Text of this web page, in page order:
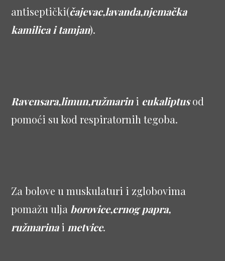
antiseptički(čajevac,lavanda,njemačka
kamilica i tamjan).
Ravensara,limun,ružmarini eukaliptusod
pomoći su kod respiratornih tegoba.
Za bolove u muskulaturi i zglobovima
pomažu ulja borovice,crnog papra,
ružmarinai metvice.